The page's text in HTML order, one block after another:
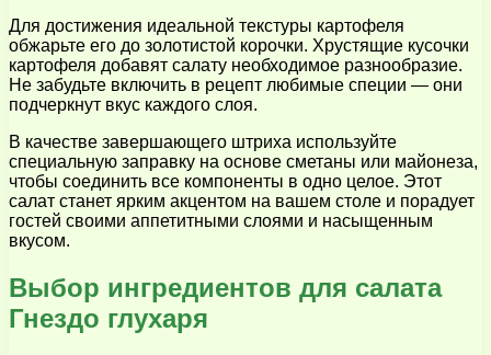
Для достижения идеальной текстуры картофеля
обжарьте его до золотистой корочки. Хрустящие кусочки
картофеля добавят салату необходимое разнообразие.
Не забудьте включить в рецепт любимые специи — они
подчеркнут вкус каждого слоя.
В качестве завершающего штриха используйте
специальную заправку на основе сметаны или майонеза,
чтобы соединить все компоненты в одно целое. Этот
салат станет ярким акцентом на вашем столе и порадует
гостей своими аппетитными слоями и насыщенным
вкусом.
Выбор ингредиентов для салата
Гнездо глухаря